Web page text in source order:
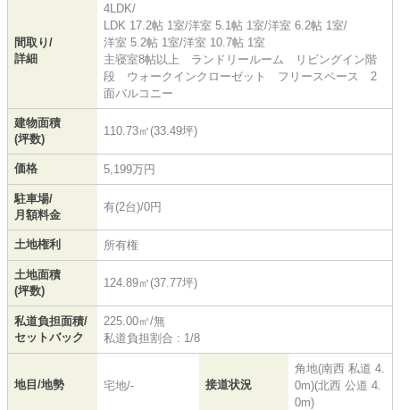
間取り/
詳細
4LDK/
LDK 17.2帖 1室/洋室 5.1帖 1室/洋室 6.2帖 1室/
洋室 5.2帖 1室/洋室 10.7帖 1室
主寝室8帖以上 ランドリールーム リビングイン階
段 ウォークインクローゼット フリースペース 2
面バルコニー
建物面積
(坪数)
110.73㎡(33.49坪)
価格 5,199万円
駐車場/
月額料金
有(2台)/0円
土地権利 所有権
土地面積
(坪数)
124.89㎡(37.77坪)
私道負担面積/
セットバック
225.00㎡/無
私道負担割合 : 1/8
地目/地勢 宅地/- 接道状況
角地(南西 私道 4.
0m)(北西 公道 4.
0m)